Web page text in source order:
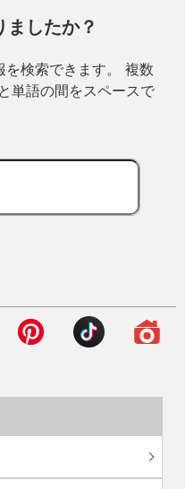
ましたか？
を検索できます。 複数
単語の間をスペースで